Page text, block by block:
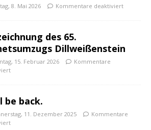
8. Mai 2026 Kommentare deaktiviert
des 65.
Dillweißenstein
15. Februar 2026
Kommentare
be back.
11. Dezember 2025
Kommentare